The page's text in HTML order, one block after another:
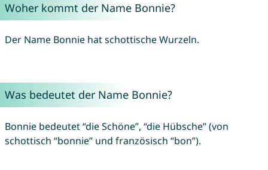
Woher kommt der Name Bonnie?
Der Name Bonnie hat schottische Wurzeln.
Was bedeutet der Name Bonnie?
Bonnie bedeutet “die Schöne”, “die Hübsche” (von
schottisch “bonnie” und französisch “bon”).